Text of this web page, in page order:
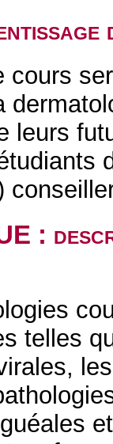
cours
leurs
:
telles